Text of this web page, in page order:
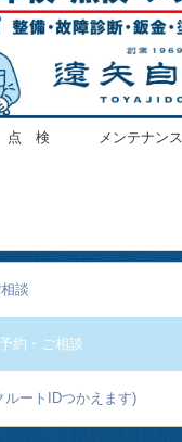
点 検 メンテナンス
談
約・ご相談
ルートIDつかえます)